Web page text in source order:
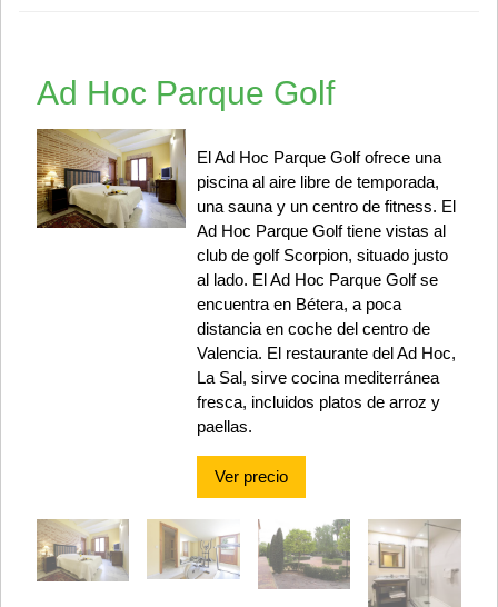
Ad Hoc Parque Golf
El Ad Hoc Parque Golf ofrece una
piscina al aire libre de temporada,
una sauna y un centro de fitness. El
Ad Hoc Parque Golf tiene vistas al
club de golf Scorpion, situado justo
al lado. El Ad Hoc Parque Golf se
encuentra en Bétera, a poca
distancia en coche del centro de
Valencia. El restaurante del Ad Hoc,
La Sal, sirve cocina mediterránea
fresca, incluidos platos de arroz y
paellas.
Ver precio